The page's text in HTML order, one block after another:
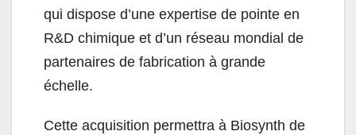
qui dispose d’une expertise de pointe en
R&D chimique et d’un réseau mondial de
partenaires de fabrication à grande
échelle.
Cette acquisition permettra à Biosynth de